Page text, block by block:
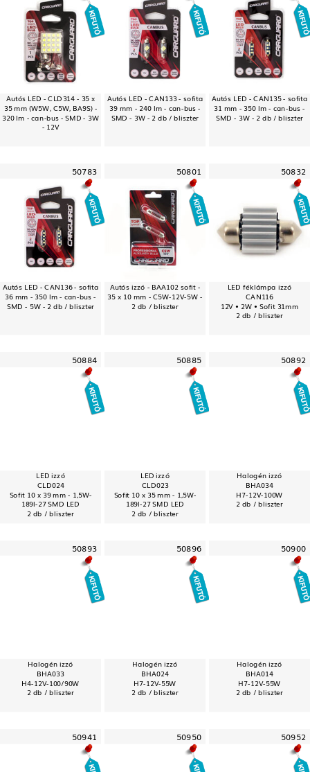
Autós LED - CLD314 - 35 x
35 mm (W5W, C5W, BA9S) -
320 lm - can-bus - SMD - 3W
- 12V
Autós LED - CAN133 - sofita
39 mm - 240 lm - can-bus -
SMD - 3W - 2 db / bliszter
Autós LED - CAN135 - sofita
31 mm - 350 lm - can-bus -
SMD - 3W - 2 db / bliszter
50783
Autós LED - CAN136 - sofita
36 mm - 350 lm - can-bus -
SMD - 5W - 2 db / bliszter
50801
Autós izzó - BAA102 sofit -
35 x 10 mm - C5W-12V-5W -
2 db / bliszter
50832
LED féklámpa izzó
CAN116
12V • 2W • Sofit 31mm
2 db / bliszter
50884
LED izzó
CLD024
Sofit 10 x 39 mm - 1,5W-
189l-27 SMD LED
2 db / bliszter
50885
LED izzó
CLD023
Sofit 10 x 35 mm - 1,5W-
189l-27 SMD LED
2 db / bliszter
50892
Halogén izzó
BHA034
H7-12V-100W
2 db / bliszter
50893
Halogén izzó
BHA033
H4-12V-100/90W
2 db / bliszter
50896
Halogén izzó
BHA024
H7-12V-55W
2 db / bliszter
50900
Halogén izzó
BHA014
H7-12V-55W
2 db / bliszter
50941 50950 50952